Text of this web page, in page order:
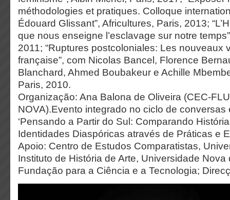
méthodologies et pratiques. Colloque
Édouard Glissant”, Africultures, Paris, 2013;
que nous enseigne l’esclavage sur notre
2011; “Ruptures postcoloniales: Les nouveaux
française”, com Nicolas Bancel, Florence
Blanchard, Ahmed Boubakeur e Achille
Paris, 2010.
Organização: Ana Balona de Oliveira (CEC-
NOVA).Evento integrado no ciclo de conversas
‘Pensando a Partir do Sul: Comparando
Identidades Diaspóricas através de Práticas e
Apoio: Centro de Estudos Comparatistas,
Instituto de História de Arte, Universidade Nova
Fundação para a Ciência e a Tecnologia;